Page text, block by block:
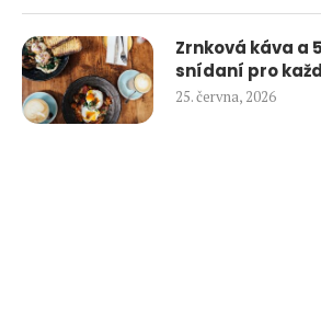
Zrnková káva a
snídaní pro
25. června, 2026